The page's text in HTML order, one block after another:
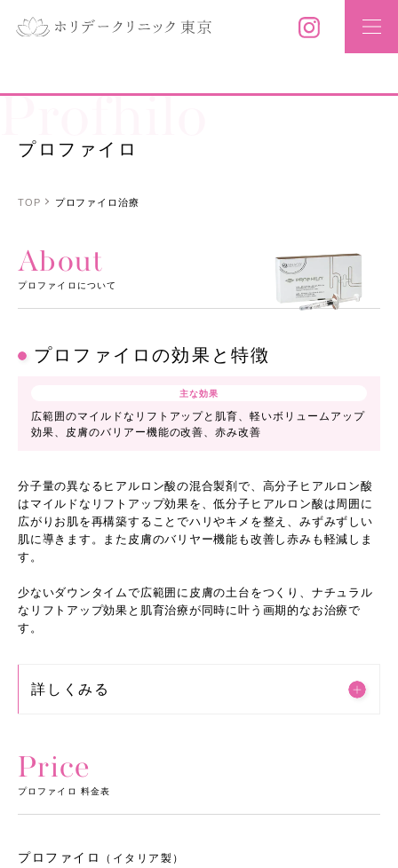
プロファイロ
TOP プロファイロ治療
About
プロファイロについて
プロファイロの効果と特徴
主な効果
広範囲のマイルドなリフトアップと肌育、軽いボリュームアップ
効果、皮膚のバリアー機能の改善、赤み改善
分子量の異なるヒアルロン酸の混合製剤で、高分子ヒアルロン酸
はマイルドなリフトアップ効果を、低分子ヒアルロン酸は周囲に
広がりお肌を再構築することでハリやキメを整え、みずみずしい
肌に導きます。また皮膚のバリヤー機能も改善し赤みも軽減しま
す。
少ないダウンタイムで広範囲に皮膚の土台をつくり、ナチュラル
なリフトアップ効果と肌育治療が同時に叶う画期的なお治療で
す。
詳しくみる
Price
プロファイロ 料金表
プロファイロ （イタリア製）